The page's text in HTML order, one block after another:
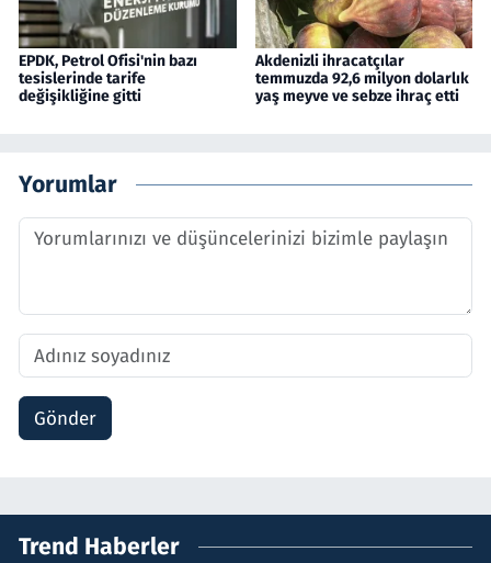
EPDK, Petrol Ofisi'nin bazı
tesislerinde tarife
değişikliğine gitti
Akdenizli ihracatçılar
temmuzda 92,6 milyon dolarlık
yaş meyve ve sebze ihraç etti
Yorumlar
Gönder
Trend Haberler